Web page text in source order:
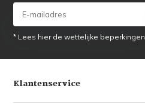
* Lees hier de wettelijke beperkingen
Klantenservice